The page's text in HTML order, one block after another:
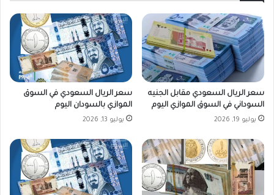
و
ا
ء
ش
م
ك
ن
د
ة
:
"
أ
ق
ا
ل
سعر الريال السعودي مقابل الجنيه
السوداني في السوق الموازي اليوم
يوليو 19, 2026
سعر الريال السعودي في السوق
الموازي بالسودان اليوم
يوليو 13, 2026